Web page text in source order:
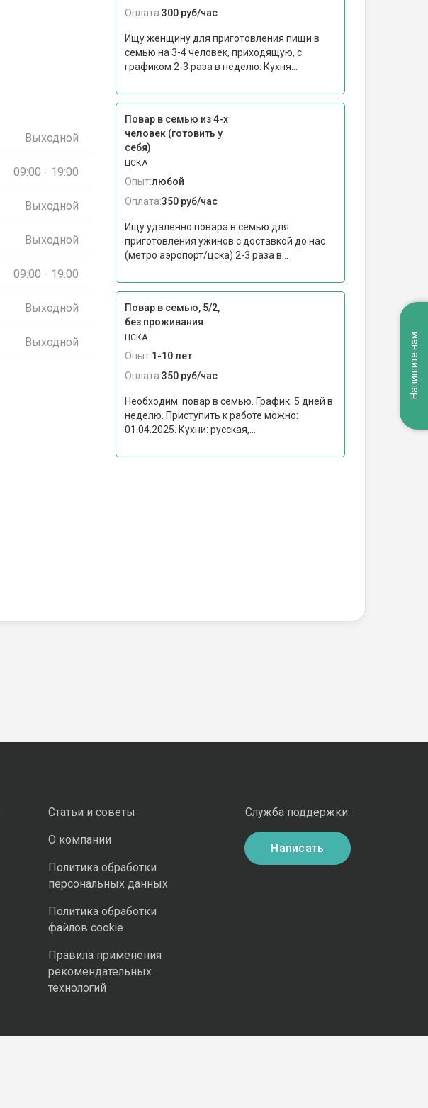
Выходной
09:00 - 19:00
Выходной
Выходной
09:00 - 19:00
Выходной
Выходной
Оплата:300 руб/час
Ищу женщину для приготовления пищи в
семью на 3-4 человек, приходящую, с
графиком 2-3 раза в неделю. Кухня...
Повар в семью из 4-х
человек (готовить у
себя)
ЦСКА
Опыт:любой
Оплата:350 руб/час
Ищу удаленно повара в семью для
приготовления ужинов с доставкой до нас
(метро аэропорт/цска) 2-3 раза в...
Повар в семью, 5/2,
без проживания
ЦСКА
Опыт:1-10 лет
Оплата:350 руб/час
Необходим: повар в семью. График: 5 дней в
неделю. Приступить к работе можно:
01.04.2025. Кухни: русская,...
Статьи и советы
О компании
Политика обработки
персональных данных
Политика обработки
файлов cookie
Правила применения
рекомендательных
технологий
Служба поддержки:
Написать
Напишите нам